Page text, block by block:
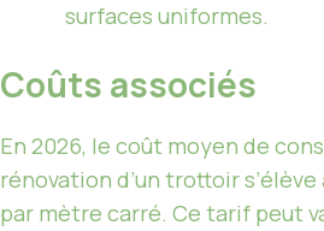
surfaces uniformes.
Coûts associés
En 2026, le coût moyen de
rénovation d’un trottoir s’élève
par mètre carré. Ce tarif peut